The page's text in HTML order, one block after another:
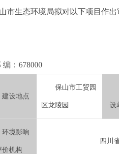
生态环境局拟对以下项目作
：678000
建设地点
保山市工贸园
区龙陵园 设
环境影响
价机构
四川